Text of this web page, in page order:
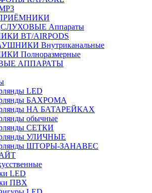
Аппараты
BT/AIRPODS
Внутриканальные
Полноразмерные
АППАРАТЫ
LED
БАХРОМА
НА БАТАРЕЙКАХ
обычные
СЕТКИ
УЛИЧНЫЕ
ШТОРЫ-ЗАНАВЕС
LED
ПВХ